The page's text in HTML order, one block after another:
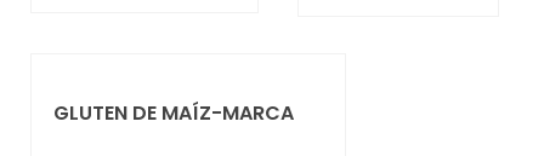
GLUTEN DE MAÍZ-MARCA